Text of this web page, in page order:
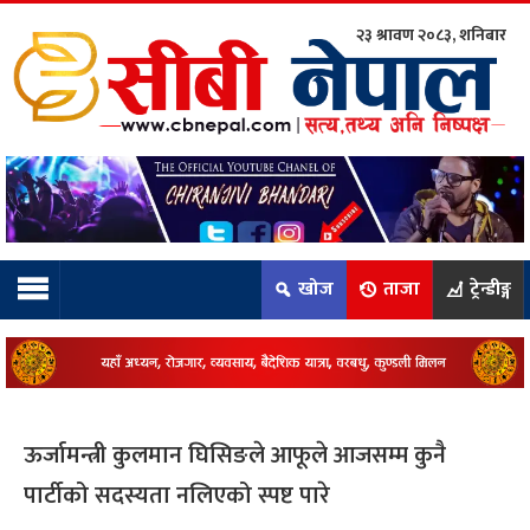
टिम:
२३ श्रावण २०८३, शनिबार
खोज ताजा ट्रेन्डीङ्ग
ऊर्जामन्त्री कुलमान घिसिङले आफूले आजसम्म कुनै
पार्टीको सदस्यता नलिएको स्पष्ट पारे